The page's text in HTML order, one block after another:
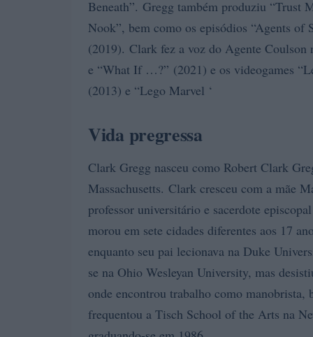
Beneath”. Gregg também produziu “Trust
Nook”, bem como os episódios “Agents
(2019). Clark fez a voz do Agente Coulson
e “What If …?” (2021) e os videogames
(2013) e “Lego Marvel ‘
Vida pregressa
Clark Gregg nasceu como Robert Clark
Massachusetts. Clark cresceu com a mãe
professor universitário e sacerdote
morou em sete cidades diferentes aos 17
enquanto seu pai lecionava na Duke
se na Ohio Wesleyan University, mas
onde encontrou trabalho como manobrista,
frequentou a Tisch School of the Arts na